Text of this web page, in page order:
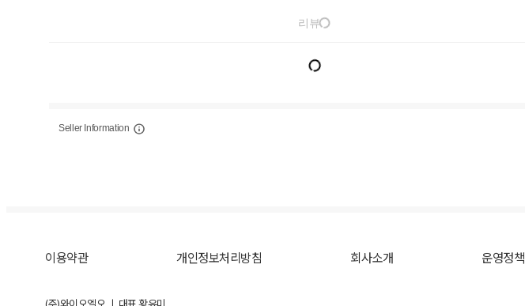
리뷰
Seller Information
이용약관 개인정보처리방침 회사소개 운영정책